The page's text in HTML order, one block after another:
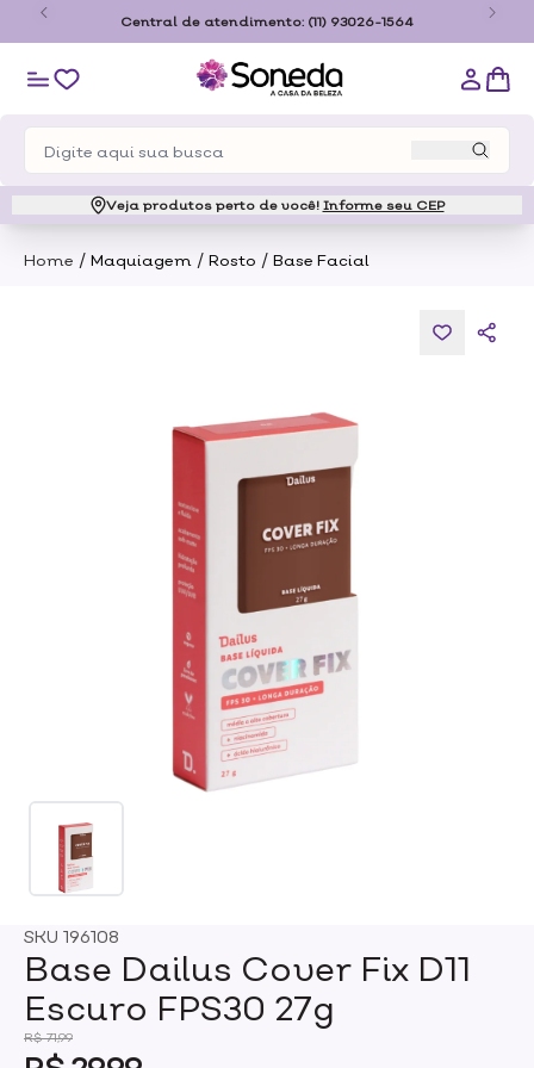
Central de atendimento: (11) 93026-1564
Veja produtos perto de você! Informe seu CEP
Home / Maquiagem / Rosto / Base Facial
SKU 196108
Base Dailus Cover Fix D11
Escuro FPS30 27g
R$ 71,99